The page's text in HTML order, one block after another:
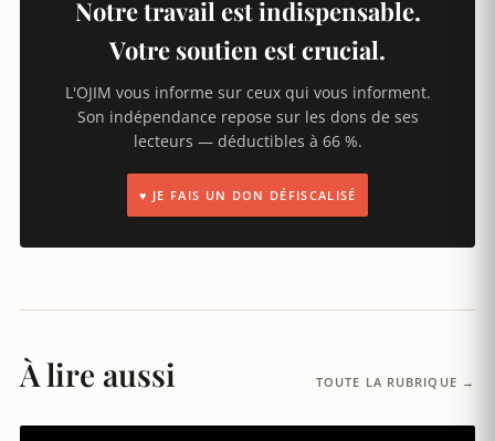
Notre travail est indispensable.
Votre soutien est crucial.
L'OJIM vous informe sur ceux qui vous informent.
Son indépendance repose sur les dons de ses
lecteurs — déductibles à 66 %.
♥ JE FAIS UN DON DÉFISCALISÉ
À lire aussi TOUTE LA RUBRIQUE →